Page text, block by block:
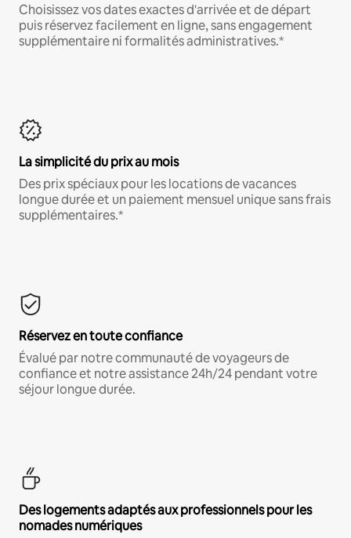
Choisissez vos dates exactes d'arrivée et de départ
puis réservez facilement en ligne, sans engagement
supplémentaire ni formalités administratives.*
La simplicité du prix au mois
Des prix spéciaux pour les locations de vacances
longue durée et un paiement mensuel unique sans frais
supplémentaires.*
Réservez en toute confiance
Évalué par notre communauté de voyageurs de
confiance et notre assistance 24h/24 pendant votre
séjour longue durée.
Des logements adaptés aux professionnels pour les
nomades numériques